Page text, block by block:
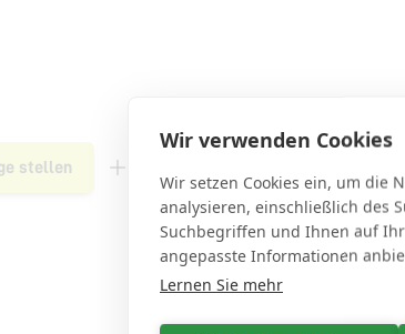
stellen
professionelle
DESIGN VORSCHLÄGE erhalten
Wir verwenden Cookies
Wir setzen Cookies ein, um die
analysieren, einschließlich des
Suchbegriffen und Ihnen auf
angepasste Informationen
Lernen Sie mehr